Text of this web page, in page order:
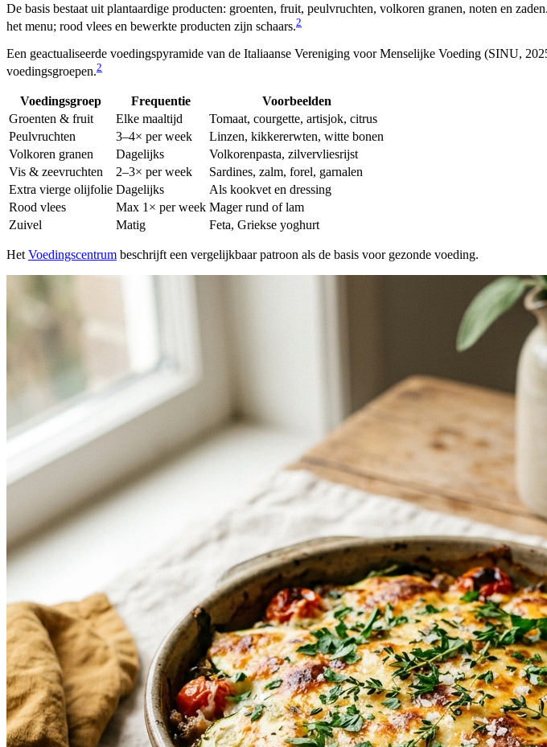
De basis bestaat uit plantaardige producten: groenten, fruit, peulvruchten, volkoren granen, noten en
het menu; rood vlees en bewerkte producten zijn schaars.2
Een geactualiseerde voedingspyramide van de Italiaanse Vereniging voor Menselijke Voeding (SINU,
voedingsgroepen.2
Voedingsgroep Frequentie
Voorbeelden
Groenten & fruit
Elke maaltijd
Tomaat, courgette, artisjok, citrus
Peulvruchten
3–4× per week
Linzen, kikkererwten, witte bonen
Volkoren granen
Dagelijks
Volkorenpasta, zilvervliesrijst
Vis & zeevruchten
2–3× per week
Sardines, zalm, forel, garnalen
Extra vierge olijfolie Dagelijks
Als kookvet en dressing
Rood vlees
Max 1× per week Mager rund of lam
Zuivel
Matig Feta, Griekse yoghurt
Het Voedingscentrum beschrijft een vergelijkbaar patroon als de basis voor gezonde voeding.